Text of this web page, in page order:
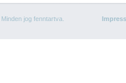
jog fenntartva.